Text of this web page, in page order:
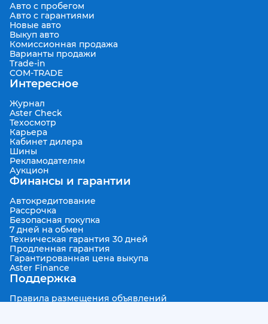
Авто с пробегом
Авто с гарантиями
Новые авто
Выкуп авто
Комиссионная продажа
Варианты продажи
Trade-in
COM-TRADE
Интересное
Журнал
Aster Check
Техосмотр
Карьера
Кабинет дилера
Шины
Рекламодателям
Аукцион
Финансы и гарантии
Автокредитование
Рассрочка
Безопасная покупка
7 дней на обмен
Техническая гарантия 30 дней
Продленная гарантия
Гарантированная цена выкупа
Aster Finance
Поддержка
Правила размещения объявлений